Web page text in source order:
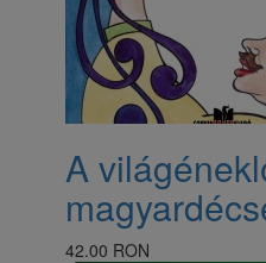
A
42.00 RON